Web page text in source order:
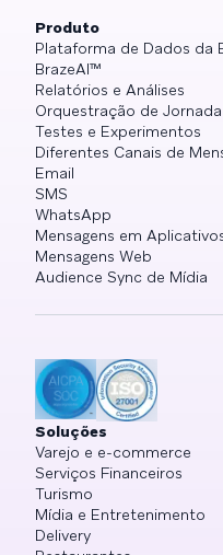
Produto
Plataforma de Dados da
BrazeAI™
Relatórios e Análises
Orquestração de Jornada
Testes e Experimentos
Diferentes Canais de
Email
SMS
WhatsApp
Mensagens em
Mensagens Web
Audience Sync de Mídia
Soluções
Varejo e e-commerce
Serviços Financeiros
Turismo
Mídia e Entretenimento
Delivery